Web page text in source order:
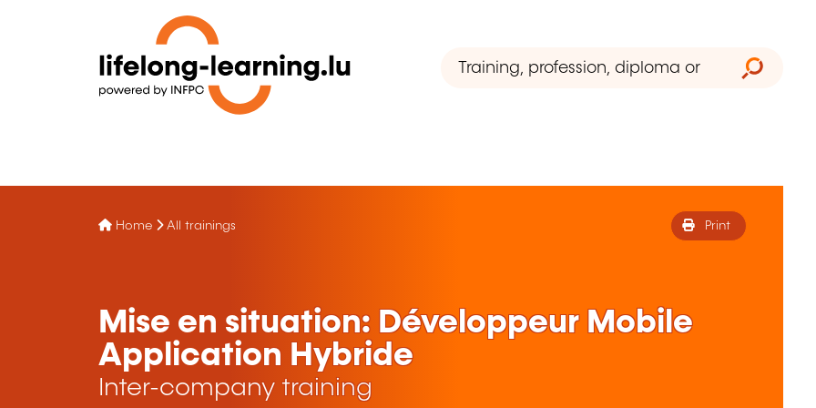
Home All trainings Print
Mise en situation: Développeur Mobile
Application Hybride
Inter-company training